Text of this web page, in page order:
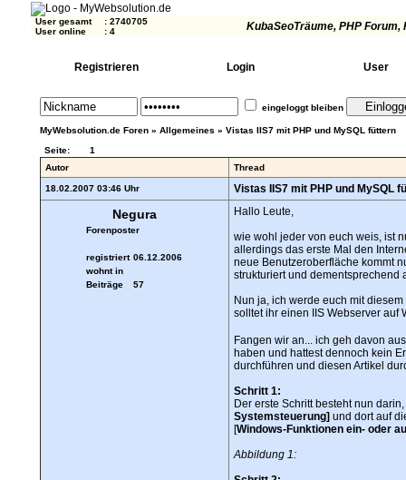
User gesamt : 2740705
User online
: 4 KubaSeoTräume, PHP Forum,
Registrieren Login User
eingeloggt bleiben
MyWebsolution.de Foren» Allgemeines » Vistas IIS7 mit PHP und MySQL füttern
Seite:
1
Autor
Thread
18.02.2007 03:46 Uhr Vistas IIS7 mit PHP und MySQL
Negura
Forenposter
registriert 06.12.2006
wohnt in
Beiträge
57
Hallo Leute,
wie wohl jeder von euch weis, ist
allerdings das erste Mal den
neue Benutzeroberfläche kommt
strukturiert und dementsprechend
Nun ja, ich werde euch mit
solltet ihr einen IIS Webserver auf
Fangen wir an... ich geh davon
haben und hattest dennoch kein
durchführen und diesen Artikel
Schritt 1:
Der erste Schritt besteht nun
Systemsteuerung] und dort auf
[Windows-Funktionen ein- oder
Abbildung 1: